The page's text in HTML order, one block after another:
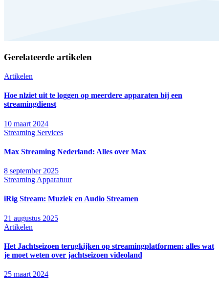
Gerelateerde artikelen
Artikelen
Hoe nlziet uit te loggen op meerdere apparaten bij een
streamingdienst
10 maart 2024
Streaming Services
Max Streaming Nederland: Alles over Max
8 september 2025
Streaming Apparatuur
iRig Stream: Muziek en Audio Streamen
21 augustus 2025
Artikelen
Het Jachtseizoen terugkijken op streamingplatformen: alles wat
je moet weten over jachtseizoen videoland
25 maart 2024